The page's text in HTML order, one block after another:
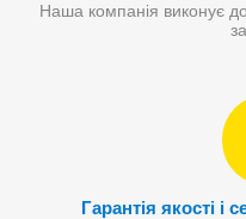
Наша компанія виконує
Гарантія якості і